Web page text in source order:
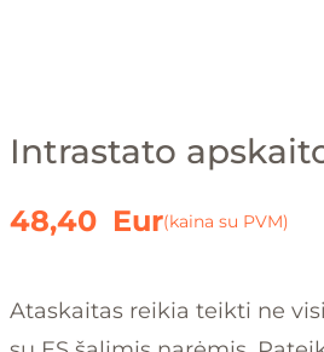
Intrastato
48,40 Eur(kaina su PVM)
Ataskaitas reikia teikti ne